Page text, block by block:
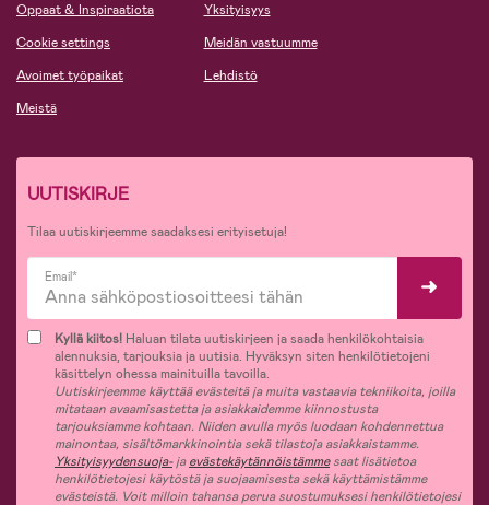
Oppaat & Inspiraatiota
Cookie settings
Avoimet työpaikat
Meistä
Yksityisyys
Meidän vastuumme
Lehdistö
UUTISKIRJE
Tilaa uutiskirjeemme saadaksesi erityisetuja!
Email*
Kyllä kiitos! Haluan tilata uutiskirjeen ja saada henkilökohtaisia
alennuksia, tarjouksia ja uutisia. Hyväksyn siten henkilötietojeni
käsittelyn ohessa mainituilla tavoilla.
Uutiskirjeemme käyttää evästeitä ja muita vastaavia tekniikoita, joilla
mitataan avaamisastetta ja asiakkaidemme kiinnostusta
tarjouksiamme kohtaan. Niiden avulla myös luodaan kohdennettua
mainontaa, sisältömarkkinointia sekä tilastoja asiakkaistamme.
Yksityisyydensuoja-jaevästekäytännöistämmesaat lisätietoa
henkilötietojesi käytöstä ja suojaamisesta sekä käyttämistämme
evästeistä. Voit milloin tahansa perua suostumuksesi henkilötietojesi